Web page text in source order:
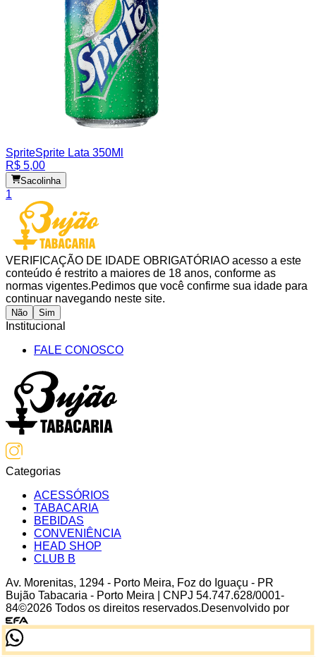
SpriteSprite Lata 350Ml
R$ 5,00
Sacolinha
1
VERIFICAÇÃO DE IDADE OBRIGATÓRIAO acesso a este
conteúdo é restrito a maiores de 18 anos, conforme as
normas vigentes.Pedimos que você confirme sua idade para
continuar navegando neste site.
Não Sim
Institucional
FALE CONOSCO
Categorias
ACESSÓRIOS
TABACARIA
BEBIDAS
CONVENIÊNCIA
HEAD SHOP
CLUB B
Av. Morenitas, 1294 - Porto Meira, Foz do Iguaçu - PR
Bujão Tabacaria - Porto Meira | CNPJ 54.747.628/0001-
84©2026 Todos os direitos reservados.Desenvolvido por